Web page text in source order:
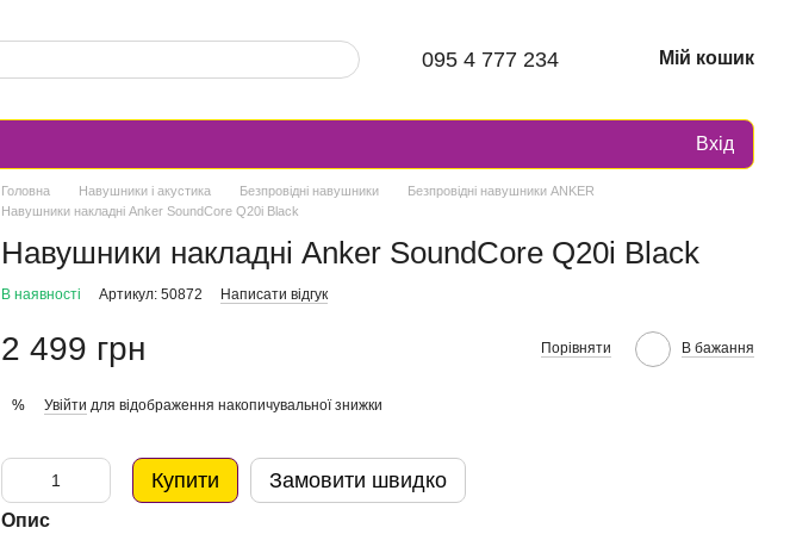
095 4 777 234 Мій кошик
Вхід
Головна Навушники і акустика Безпровідні навушники
Безпровідні навушники ANKER
Навушники накладні Anker SoundCore Q20i Black
Навушники накладні Anker SoundCore Q20i Black
В наявності Артикул: 50872 Написати відгук
2 499 грн Порівняти В бажання
% Увійти для відображення накопичувальної знижки
Купити Замовити швидко
Опис